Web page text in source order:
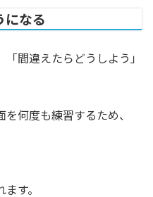
になる
間違えたらどうしよう」
何度も練習するため、
す。